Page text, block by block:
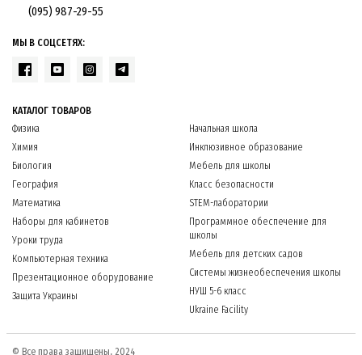
(095) 987-29-55
МЫ В СОЦСЕТЯХ:
КАТАЛОГ ТОВАРОВ
Физика
Химия
Биология
География
Математика
Наборы для кабинетов
Уроки труда
Компьютерная техника
Презентационное оборудование
Защита Украины
Начальная школа
Инклюзивное образование
Мебель для школы
Класс безопасности
STEM-лаборатории
Программное обеспечение для
школы
Мебель для детских садов
Системы жизнеобеспечения школы
НУШ 5-6 класс
Ukraine Facility
© Все права защищены, 2024